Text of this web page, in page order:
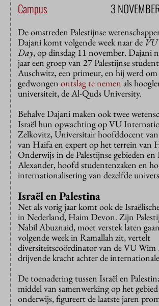
Campus 3
De omstreden Palestijnse
Dajani komt volgende week naar de
Day, op dinsdag 11 november. Dajani
jaar een groep van 27 Palestijnse
Auschwitz, een primeur, en hij werd om
gedwongen ontslag te nemen als
universiteit, de Al-Quds University.
Behalve Dajani maken ook twee
Israël hun opwachting op VU
Zelkovitz, Universitair hoofddocent
van Haifa en expert op het terrein van
Onderwijs in de Palestijnse gebieden
Alexander, hoofd studentenzaken en
internationalisering van dezelfde
Israël en Palestina
Net als vorig jaar komt ook de
in Nederland, Haim Devon. Zijn
Nabil Abuznaid, moet verstek laten
volgende week in Ramallah zit, vertelt
diversiteitscoördinator van de VU Wim
drijvende kracht achter de
De toenadering tussen Israël en
middel van samenwerking op het
onderwijs, figureert de laatste jaren